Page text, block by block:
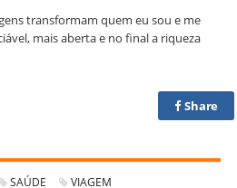
transformam quem eu sou e me
mais aberta e no final a riqueza
Share
SAÚDE VIAGEM